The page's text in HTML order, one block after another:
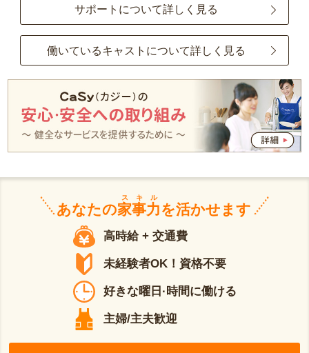
サポートについて詳しく見る
働いているキャストについて詳しく見る
あなたの家事力
スキル
を活かせます
高時給 + 交通費
未経験者OK！資格不要
好きな曜日·時間に働ける
主婦/主夫歓迎